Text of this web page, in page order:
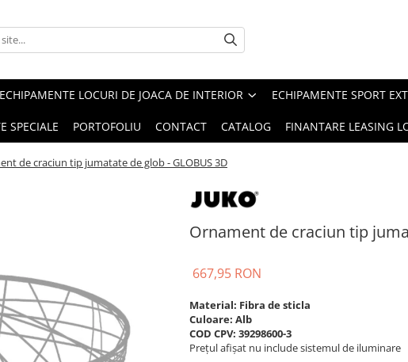
ECHIPAMENTE LOCURI DE JOACA DE INTERIOR ECHIPAMENTE SPORT
SPECIALE PORTOFOLIU CONTACT CATALOG FINANTARE LEASING
de craciun tip jumatate de glob - GLOBUS 3D
Ornament de craciun tip
667,95 RON
Material: Fibra de sticla
Culoare: Alb
COD CPV: 39298600-3
Prețul afișat nu include sistemul de iluminare